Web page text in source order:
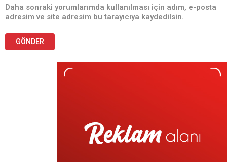
Daha sonraki yorumlarımda kullanılması için adım, e-posta
adresim ve site adresim bu tarayıcıya kaydedilsin.